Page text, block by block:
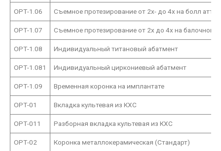
ОРТ-1.06 Съемное протезирование от 2х- до 4х на болл
ОРТ-1.07 Съемное протезирование от 2х до 4х на балочной
ОРТ-1.08 Индивидуальный титановый абатмент
ОРТ-1.081 Индивидуальный циркониевый абатмент
ОРТ-1.09 Временная коронка на имплантате
ОРТ-01 Вкладка культевая из КХС
ОРТ-011 Разборная вкладка культевая из КХС
ОРТ-02 Коронка металлокерамическая (Стандарт)